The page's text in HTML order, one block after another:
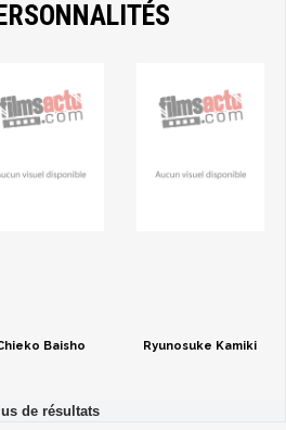
Baisho Ryunosuke Kamiki